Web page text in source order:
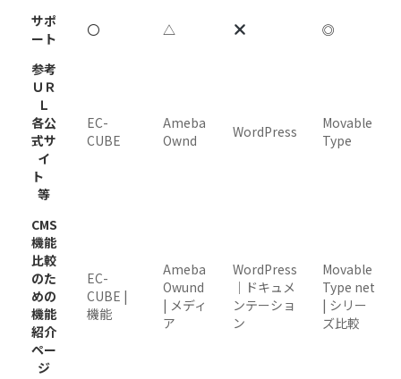
サポ
ート
〇 △ ◎
参考
ＵＲ
Ｌ
各公
式サ
イ
ト
等
EC-
CUBE
Ameba
Ownd
WordPress
Movable
Type
CMS
機能
比較
のた
めの
機能
紹介
ペー
ジ
EC-
CUBE |
機能
Ameba
Owund
| メディ
ア
WordPress
｜ドキュメ
ンテーショ
ン
Movable
Type net
| シリー
ズ比較